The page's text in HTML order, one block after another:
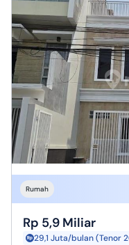
Rumah
Rp 5,9 Miliar
29,1 Juta/bulan (Tenor